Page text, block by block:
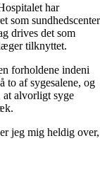
har
som sundhedscenter
drives det som
tilknyttet.
forholdene indeni
to af sygesalene, og
alvorligt syge
jeg mig heldig over,